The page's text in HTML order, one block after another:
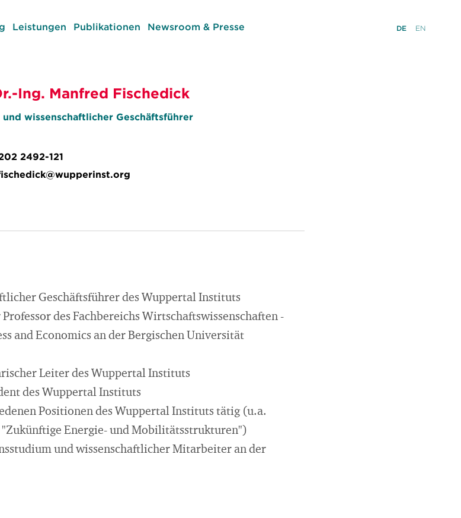
Leistungen Publikationen Newsroom & Presse DE EN
Ing. Manfred Fischedick
und wissenschaftlicher Geschäftsführer
2492-121
Geschäftsführer des Wuppertal Instituts
des Fachbereichs Wirtschaftswissenschaften -
and Economics an der Bergischen Universität
Leiter des Wuppertal Instituts
des Wuppertal Instituts
Positionen des Wuppertal Instituts tätig (u.a.
"Zukünftige Energie- und Mobilitätsstrukturen")
und wissenschaftlicher Mitarbeiter an der